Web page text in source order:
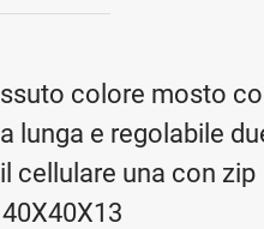
colore mosto
lunga e regolabile
cellulare una con zip